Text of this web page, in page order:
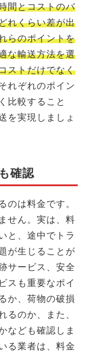
間とコストのバ
れくらい差が出
らのポイントを
な輸送方法を選
ストだけでなく
れぞれのポイン
比較すること
を実現しましょ
確認
のは料金です。
せん。実は、料
と、途中でトラ
が生じることが
サービス、安全
スも重要なポイ
か、荷物の破損
るのか、また、
なども確認しま
る業者は、料金